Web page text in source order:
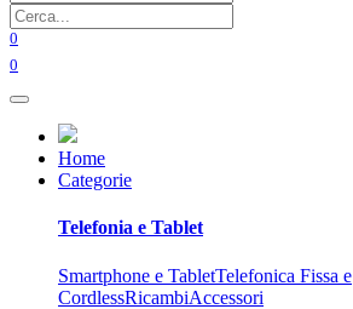
0
0
Home
Categorie
Telefonia e Tablet
Smartphone e TabletTelefonica Fissa e
CordlessRicambiAccessori